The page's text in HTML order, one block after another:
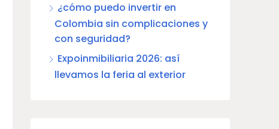
¿cómo puedo invertir en
Colombia sin complicaciones y
con seguridad?
Expoinmibiliaria 2026: así
llevamos la feria al exterior